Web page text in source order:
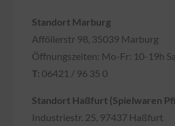
Standort Marburg
Afföllerstr 98, 35039 Marburg
Öffnungszeiten: Mo-Fr: 10-19h
T: 06421 / 96 35 0
Standort Haßfurt (Spielwaren
Industriestr. 25, 97437 Haßfurt